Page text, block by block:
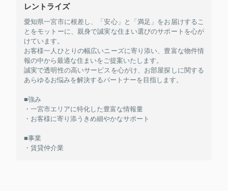
レントライズ
愛知県一宮市に根差し、「安心」と「満足」をお届けするこ
とをモットーに、親身で誠実な住まい選びのサポートを心が
けています。
お客様一人ひとりの幅広いニーズに寄り添い、豊富な物件情
報の中から最適な住まいをご提案いたします。
誠実で透明性の高いサービスを心がけ、お部屋探しに関する
あらゆるお悩みを解決するパートナーを目指します。
■強み
・一宮市エリアに特化した豊富な情報量
・お客様に寄り添うきめ細やかなサポート
■事業
・賃貸仲介業